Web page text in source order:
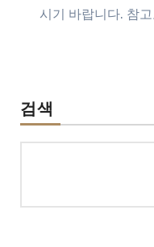
시기 바랍니다. 참
검색